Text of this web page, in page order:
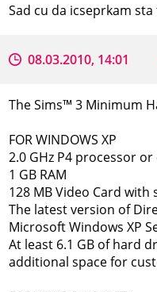
Sad cu da icseprkam
08.03.2010, 14:01
The Sims™ 3 Minimum
FOR WINDOWS XP
2.0 GHz P4 processor
1 GB RAM
128 MB Video Card
The latest version of
Microsoft Windows XP
At least 6.1 GB of hard
additional space for